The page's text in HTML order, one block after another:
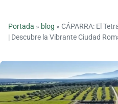
Portada » blog » CÁPARRA: El
| Descubre la Vibrante Ciudad